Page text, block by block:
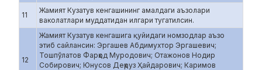
11
Жамият Кузатув кенгашининг амалдаги аъзолари
ваколатлари муддатидан илгари тугатилсин.
12
Жамият Кузатув кенгашига қуйидаги номзодлар аъзо
этиб сайлансин: Эргашев Абдимухтор Эргашевич;
Тошпўлатов Фарҳод Муродович; Отажонов Нодир
Собирович; Юнусов Деҳруз Ҳайдарович; Каримов